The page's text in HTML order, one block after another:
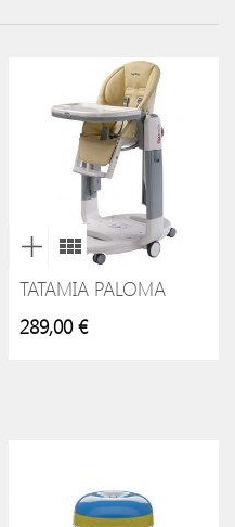
TATAMIA PALOMA
289,00 €